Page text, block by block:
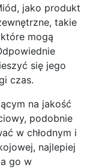
jako produkt
takie
mogą
się jego
czas.
na jakość
podobnie
w chłodnym i
najlepiej
go w